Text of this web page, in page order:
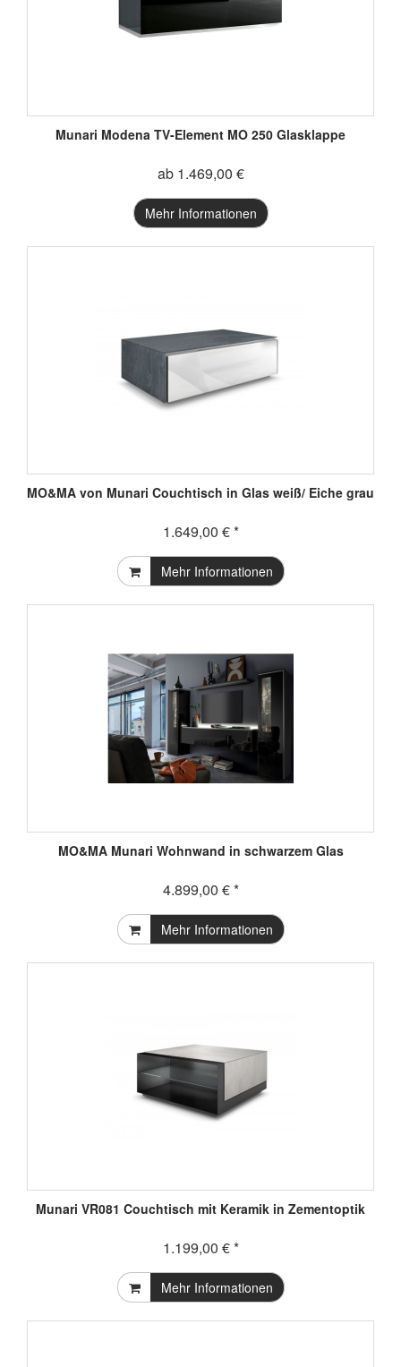
Munari Modena TV-Element MO 250 Glasklappe
ab 1.469,00 €
Mehr Informationen
MO&MA von Munari Couchtisch in Glas weiß/ Eiche grau
1.649,00 € *
Mehr Informationen
MO&MA Munari Wohnwand in schwarzem Glas
4.899,00 € *
Mehr Informationen
Munari VR081 Couchtisch mit Keramik in Zementoptik
1.199,00 € *
Mehr Informationen